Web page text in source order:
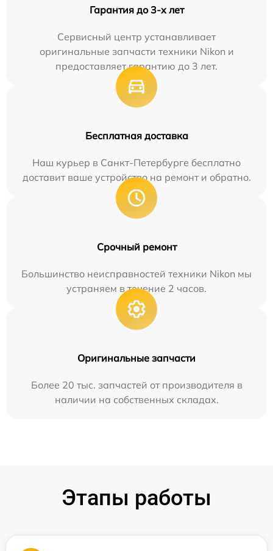
Гарантия до 3-х лет
Сервисный центр устанавливает
оригинальные запчасти техники Nikon и
предоставляет гарантию до 3 лет.
Бесплатная доставка
Наш курьер в Санкт-Петербурге бесплатно
доставит ваше устройство на ремонт и обратно.
Срочный ремонт
Большинство неисправностей техники Nikon мы
устраняем в течение 2 часов.
Оригинальные запчасти
Более 20 тыс. запчастей от производителя в
наличии на собственных складах.
Этапы работы